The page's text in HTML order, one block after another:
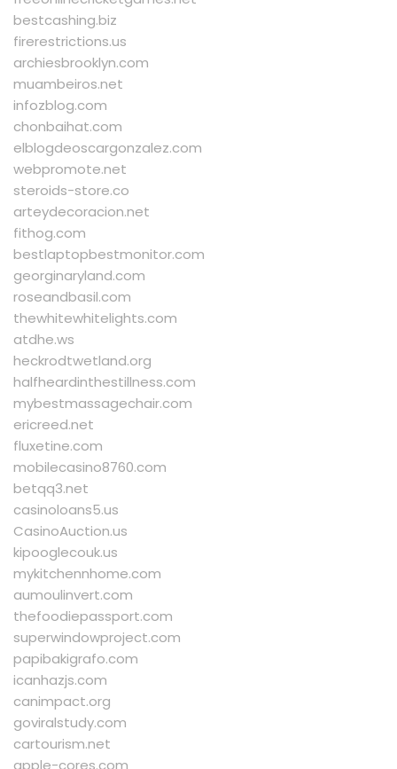
bestcashing.biz
firerestrictions.us
archiesbrooklyn.com
muambeiros.net
infozblog.com
chonbaihat.com
elblogdeoscargonzalez.com
webpromote.net
steroids-store.co
arteydecoracion.net
fithog.com
bestlaptopbestmonitor.com
georginaryland.com
roseandbasil.com
thewhitewhitelights.com
atdhe.ws
heckrodtwetland.org
halfheardinthestillness.com
mybestmassagechair.com
ericreed.net
fluxetine.com
mobilecasino8760.com
betqq3.net
casinoloans5.us
CasinoAuction.us
kipooglecouk.us
mykitchennhome.com
aumoulinvert.com
thefoodiepassport.com
superwindowproject.com
papibakigrafo.com
icanhazjs.com
canimpact.org
goviralstudy.com
cartourism.net
apple-cores.com